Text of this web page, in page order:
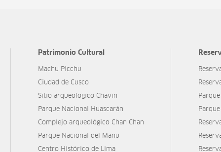
Patrimonio Cultural
Machu Picchu
Ciudad de Cusco
Sitio arqueológico Chavín
Parque Nacional Huascarán
Complejo arqueológico Chan Chan
Parque Nacional del Manu
Centro Histórico de Lima